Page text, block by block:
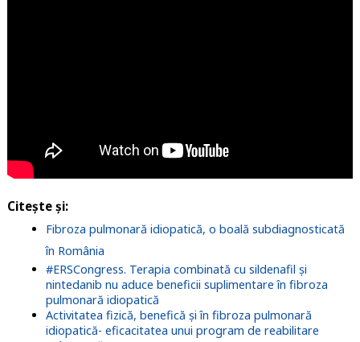
Citește și:
Fibroza pulmonară idiopatică, o boală subdiagnosticată
în România
#ERSCongress. Terapia combinată cu sildenafil și
nintedanib nu aduce beneficii suplimentare în fibroza
pulmonară idiopatică
Activitatea fizică, benefică și în fibroza pulmonară
idiopatică- eficacitatea unui program de reabilitare